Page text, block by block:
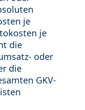
je
je
die
oder
die
GKV-